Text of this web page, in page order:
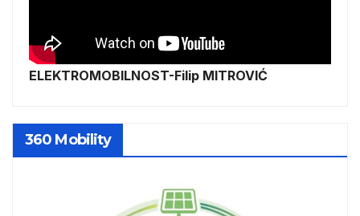
ELEKTROMOBILNOST-Filip MITROVIĆ
360 Mobility